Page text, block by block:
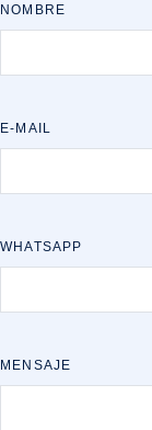
NOMBRE
E-MAIL
WHATSAPP
MENSAJE